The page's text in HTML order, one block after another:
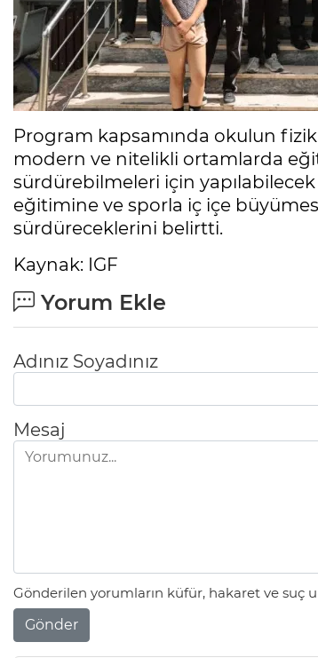
Program kapsamında okulun
modern ve nitelikli ortamlarda
sürdürebilmeleri için yapılabilecek
eğitimine ve sporla iç içe
sürdüreceklerini belirtti.
Kaynak: IGF
Yorum Ekle
Adınız Soyadınız
Mesaj
Gönderilen yorumların küfür, hakaret ve suç
Gönder